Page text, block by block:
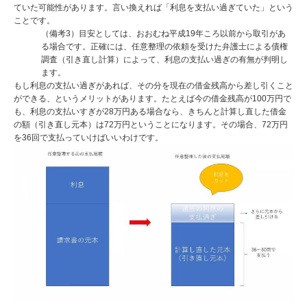
ていた可能性があります。言い換えれば「利息を支払い過ぎていた」という
ことです。
（備考3）目安としては、おおむね平成19年ころ以前から取引があ
る場合です。正確には、任意整理の依頼を受けた弁護士による債権
調査（引き直し計算）によって、利息の支払い過ぎの有無が判明し
ます。
もし利息の支払い過ぎがあれば、その分を現在の借金残高から差し引くこと
ができる、というメリットがあります。たとえば今の借金残高が100万円で
も、利息の支払いすぎが28万円ある場合なら、きちんと計算し直した借金
の額（引き直し元本）は72万円ということになります。その場合、72万円
を36回で支払っていけばいいわけです。